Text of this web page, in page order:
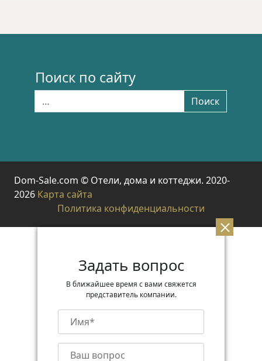
Поиск по сайту
Поиск
Dom-Sale.com © Отели, дома и коттеджи. 2020-
2026 Карта сайта
Политика конфиденциальности
Задать вопрос
В ближайшее время с вами свяжется
представитель компании.